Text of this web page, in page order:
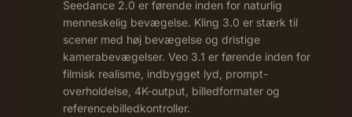
Seedance 2.0 er førende inden for naturlig
menneskelig bevægelse. Kling 3.0 er stærk til
scener med høj bevægelse og dristige
kamerabevægelser. Veo 3.1 er førende inden for
filmisk realisme, indbygget lyd, prompt-
overholdelse, 4K-output, billedformater og
referencebilledkontroller.